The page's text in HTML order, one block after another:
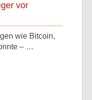
vor
wie Bitcoin,
– …